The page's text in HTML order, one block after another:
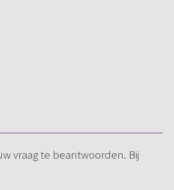
vraag te beantwoorden. Bij